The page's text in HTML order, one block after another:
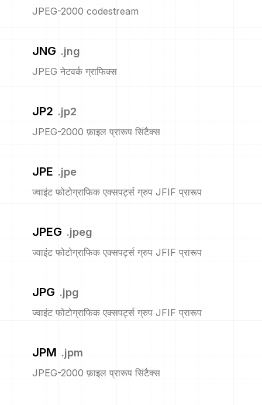
JPEG-2000 codestream
JNG .jng
JPEG नेटवर्क ग्राफिक्स
JP2 .jp2
JPEG-2000 फ़ाइल प्रारूप सिंटैक्स
JPE .jpe
ज्वाइंट फोटोग्राफिक एक्सपर्ट्स ग्रुप JFIF प्रारूप
JPEG .jpeg
ज्वाइंट फोटोग्राफिक एक्सपर्ट्स ग्रुप JFIF प्रारूप
JPG .jpg
ज्वाइंट फोटोग्राफिक एक्सपर्ट्स ग्रुप JFIF प्रारूप
JPM .jpm
JPEG-2000 फ़ाइल प्रारूप सिंटैक्स